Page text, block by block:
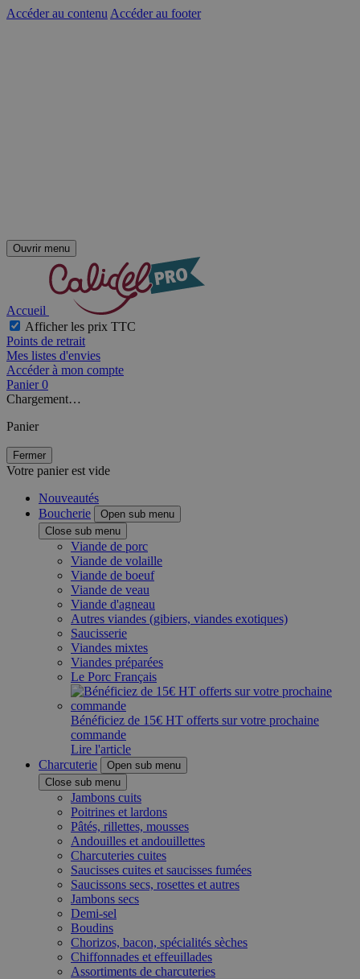
Accéder au contenu Accéder au footer
Ouvrir menu
Accueil
Afficher les prix TTC
Points de retrait
Mes listes d'envies
Accéder à mon compte
Panier 0
Chargement…
Panier
Fermer
Votre panier est vide
Nouveautés
Boucherie
Open sub menu
Close sub menu
Viande de porc
Viande de volaille
Viande de boeuf
Viande de veau
Viande d'agneau
Autres viandes (gibiers, viandes exotiques)
Saucisserie
Viandes mixtes
Viandes préparées
Le Porc Français
Bénéficiez de 15€ HT offerts sur votre prochaine
commande
Lire l'article
Charcuterie
Open sub menu
Close sub menu
Jambons cuits
Poitrines et lardons
Pâtés, rillettes, mousses
Andouilles et andouillettes
Charcuteries cuites
Saucisses cuites et saucisses fumées
Saucissons secs, rosettes et autres
Jambons secs
Demi-sel
Boudins
Chorizos, bacon, spécialités sèches
Chiffonnades et effeuillades
Assortiments de charcuteries